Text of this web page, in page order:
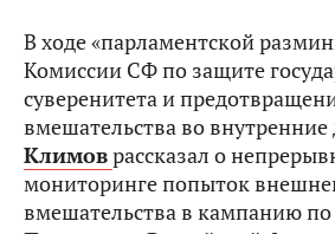
В ходе «парламентской
Комиссии СФ по защите
суверенитета и
вмешательства во
Климоврассказал о
мониторинге попыток
вмешательства в кампанию